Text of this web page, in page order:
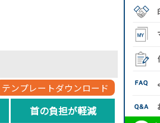
テンプレートダウンロード
首の負担が軽減